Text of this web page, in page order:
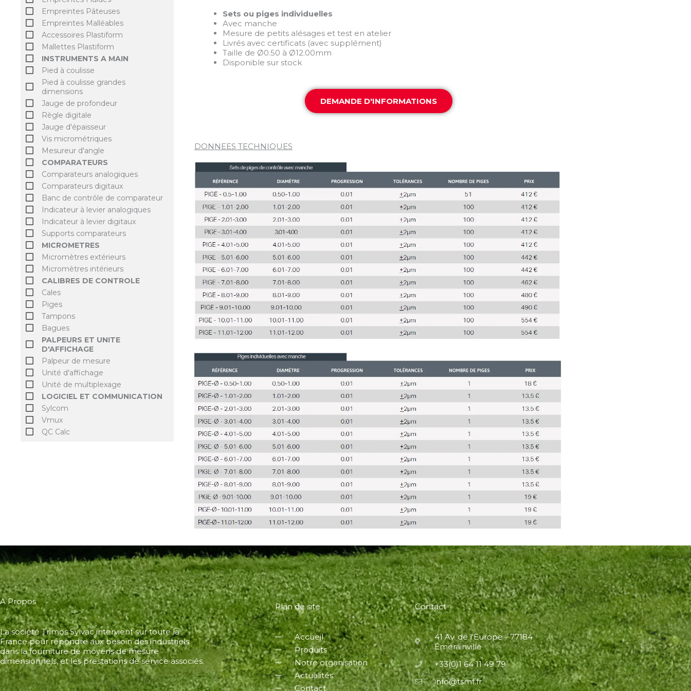
Empreintes Pâteuses
Empreintes Malléables
Accessoires Plastiform
Mallettes Plastiform
INSTRUMENTS A MAIN
Pied à coulisse
Pied à coulisse grandes
dimensions
Jauge de profondeur
Règle digitale
Jauge d'épaisseur
Vis micrométriques
Mesureur d'angle
COMPARATEURS
Comparateurs analogiques
Comparateurs digitaux
Banc de contrôle de comparateur
Indicateur à levier analogiques
Indicateur à levier digitaux
Supports comparateurs
MICROMETRES
Micromètres extérieurs
Micromètres intérieurs
CALIBRES DE CONTROLE
Cales
Piges
Tampons
Bagues
PALPEURS ET UNITE
D'AFFICHAGE
Palpeur de mesure
Unité d'affichage
Unité de multiplexage
LOGICIEL ET COMMUNICATION
Sylcom
Vmux
QC Calc
Sets ou piges individuelles
Avec manche
Mesure de petits alésages et test en atelier
Livrés avec certificats (avec supplément)
Taille de Ø0.50 à Ø12.00mm
Disponible sur stock
DEMANDE D'INFORMATIONS
DONNEES TECHNIQUES
A Propos
La société Trimos Sylvac intervient sur toute la
France pour répondre aux besoin des industriels
dans la fourniture de moyens de mesure
dimensionnels, et les prestations de service associés.
Plan de site
Accueil
Produits
Notre organisation
Actualités
Contact
Contact
41 Av. de l'Europe - 77184
Émerainville
+33(0)1 64 11 49 79
info@tsmf.fr